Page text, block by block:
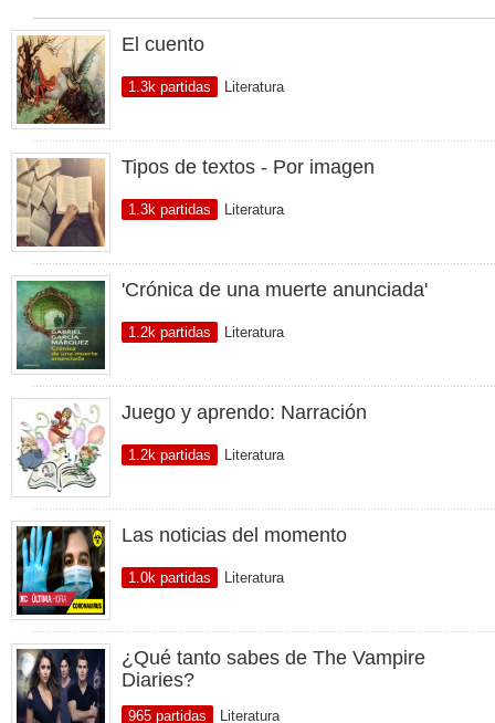
El cuento
1.3k partidas Literatura
Tipos de textos - Por imagen
1.3k partidas Literatura
'Crónica de una muerte anunciada'
1.2k partidas Literatura
Juego y aprendo: Narración
1.2k partidas Literatura
Las noticias del momento
1.0k partidas Literatura
¿Qué tanto sabes de The Vampire
Diaries?
965 partidas Literatura